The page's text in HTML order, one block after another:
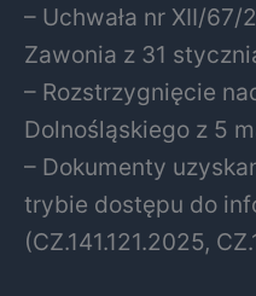
– Uchwała nr XII/67/
Zawonia z 31
– Rozstrzygnięcie
Dolnośląskiego z 5
– Dokumenty
trybie dostępu do
(CZ.141.121.2025,